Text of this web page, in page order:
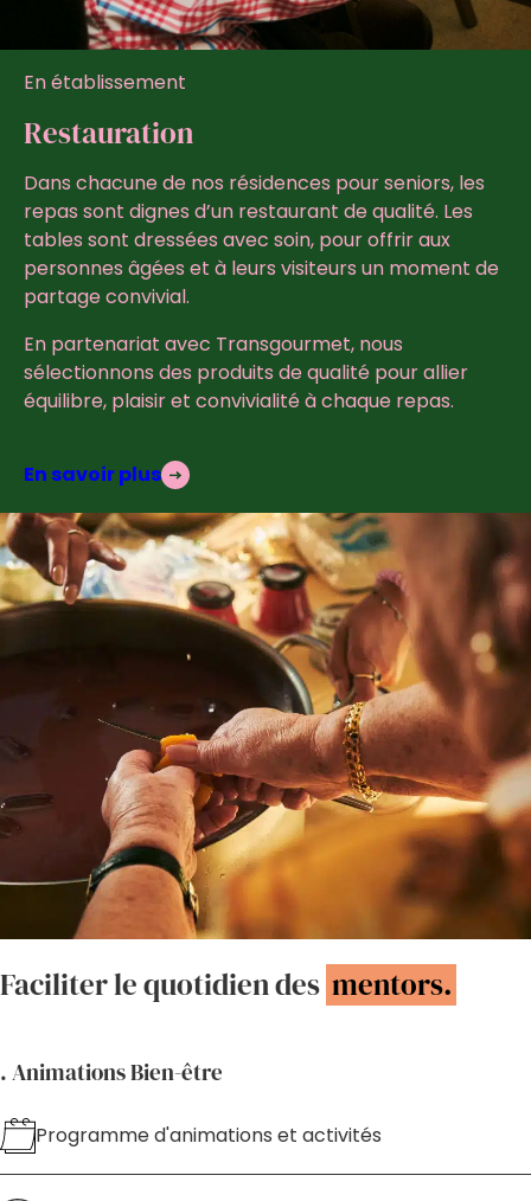
En établissement
Restauration
Dans chacune de nos résidences pour seniors, les
repas sont dignes d’un restaurant de qualité. Les
tables sont dressées avec soin, pour offrir aux
personnes âgées et à leurs visiteurs un moment de
partage convivial.
En partenariat avec Transgourmet, nous
sélectionnons des produits de qualité pour allier
équilibre, plaisir et convivialité à chaque repas.
En savoir plus
Faciliter le quotidien des mentors.
. Animations Bien-être
Programme d'animations et activités